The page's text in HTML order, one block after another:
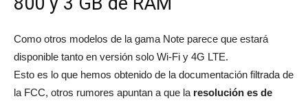
Como otros modelos de la gama Note parece que estará
disponible tanto en versión solo Wi-Fi y 4G LTE.
Esto es lo que hemos obtenido de la documentación filtrada de
la FCC, otros rumores apuntan a que la resolución es de